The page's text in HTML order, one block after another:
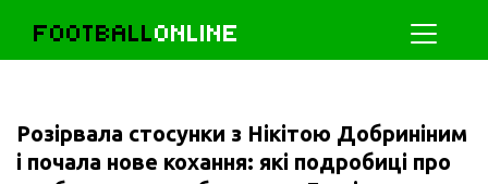
FOOTBALLONLINE
Розірвала стосунки з Нікітою Добриніним
і почала нове кохання: які подробиці про